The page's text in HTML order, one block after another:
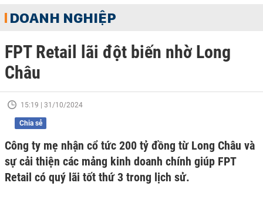
DOANH NGHIỆP
FPT Retail lãi đột biến nhờ Long
Châu
15:19 | 31/10/2024
Chia sẻ
Công ty mẹ nhận cổ tức 200 tỷ đồng từ Long Châu và
sự cải thiện các mảng kinh doanh chính giúp FPT
Retail có quý lãi tốt thứ 3 trong lịch sử.